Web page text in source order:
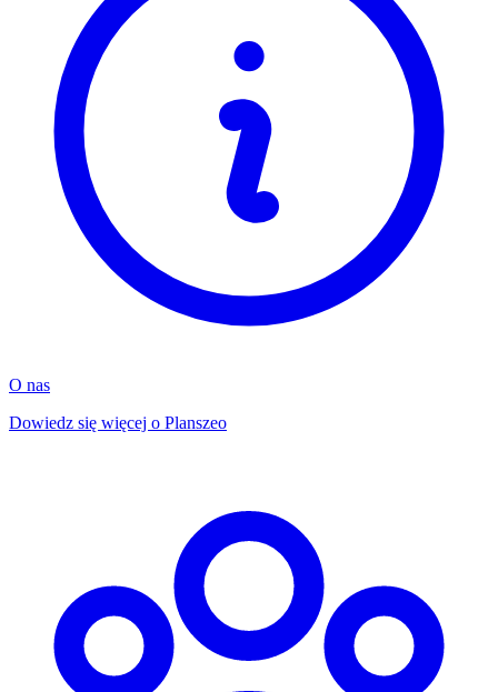
O nas
Dowiedz się więcej o Planszeo